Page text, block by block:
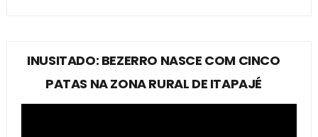
INUSITADO: BEZERRO NASCE COM CINCO
PATAS NA ZONA RURAL DE ITAPAJÉ